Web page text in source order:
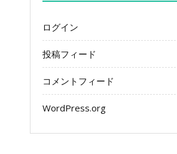
ログイン
投稿フィード
コメントフィード
WordPress.org